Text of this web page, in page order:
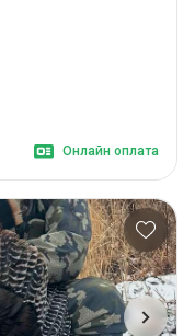
Онлайн оплата